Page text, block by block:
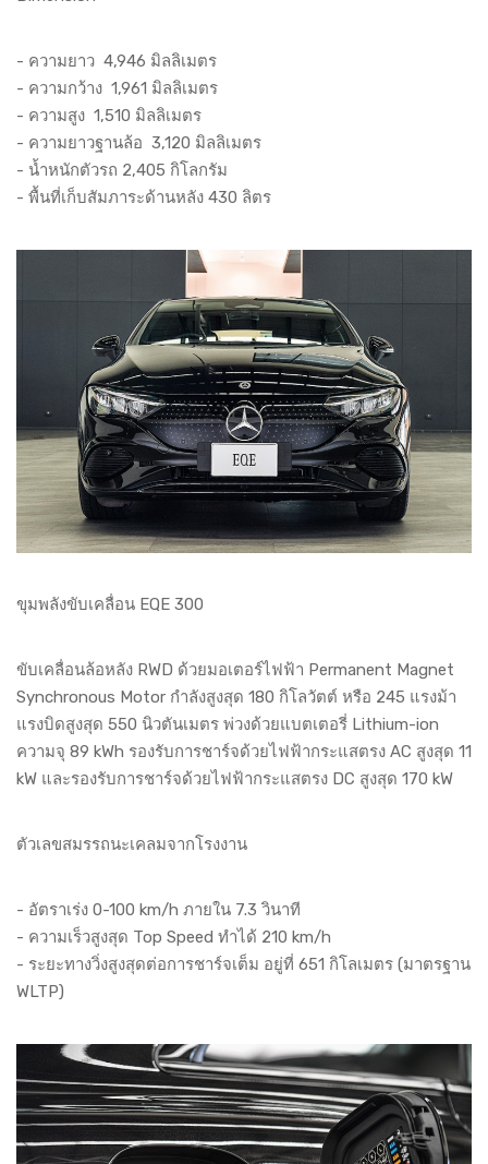
- ความยาว 4,946 มิลลิเมตร
- ความกว้าง 1,961 มิลลิเมตร
- ความสูง 1,510 มิลลิเมตร
- ความยาวฐานล้อ 3,120 มิลลิเมตร
- น้ำหนักตัวรถ 2,405 กิโลกรัม
- พื้นที่เก็บสัมภาระด้านหลัง 430 ลิตร
ขุมพลังขับเคลื่อน EQE 300
ขับเคลื่อนล้อหลัง RWD ด้วยมอเตอร์ไฟฟ้า Permanent Magnet
Synchronous Motor กำลังสูงสุด 180 กิโลวัตต์ หรือ 245 แรงม้า
แรงบิดสูงสุด 550 นิวตันเมตร พ่วงด้วยแบตเตอรี่ Lithium-ion
ความจุ 89 kWh รองรับการชาร์จด้วยไฟฟ้ากระแสตรง AC สูงสุด 11
kW และรองรับการชาร์จด้วยไฟฟ้ากระแสตรง DC สูงสุด 170 kW
ตัวเลขสมรรถนะเคลมจากโรงงาน
- อัตราเร่ง 0-100 km/h ภายใน 7.3 วินาที
- ความเร็วสูงสุด Top Speed ทำได้ 210 km/h
- ระยะทางวิ่งสูงสุดต่อการชาร์จเต็ม อยู่ที่ 651 กิโลเมตร (มาตรฐาน
WLTP)